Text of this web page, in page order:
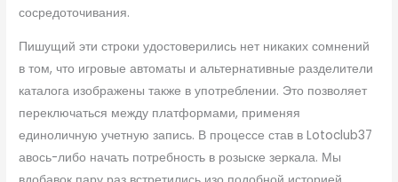
сосредоточивания.
Пишущий эти строки удостоверились нет никаких сомнений
в том, что игровые автоматы и альтернативные разделители
каталога изображены также в употреблении. Это позволяет
переключаться между платформами, применяя
единоличную учетную запись. В процессе став в Lotoclub37
авось-либо начать потребность в розыске зеркала. Мы